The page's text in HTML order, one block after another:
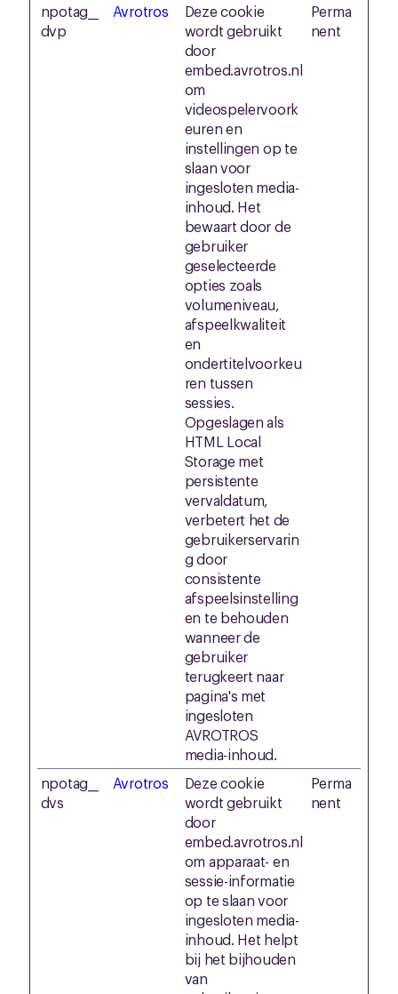
npotag__
dvp
Avrotros
Deze cookie
wordt gebruikt
door
embed.avrotros.nl
om
videospelervoork
euren en
instellingen op te
slaan voor
ingesloten media-
inhoud. Het
bewaart door de
gebruiker
geselecteerde
opties zoals
volumeniveau,
afspeelkwaliteit
en
ondertitelvoorkeu
ren tussen
sessies.
Opgeslagen als
HTML Local
Storage met
persistente
vervaldatum,
verbetert het de
gebruikerservarin
g door
consistente
afspeelsinstelling
en te behouden
wanneer de
gebruiker
terugkeert naar
pagina's met
ingesloten
AVROTROS
media-inhoud.
Perma
nent
npotag__
dvs
Avrotros
Deze cookie
wordt gebruikt
door
embed.avrotros.nl
om apparaat- en
sessie-informatie
op te slaan voor
ingesloten media-
inhoud. Het helpt
bij het bijhouden
van
Perma
nent